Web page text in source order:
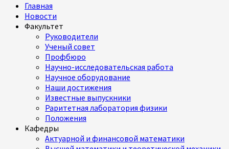
Главная
Новости
Факультет
Руководители
Ученый совет
Профбюро
Научно-исследовательская работа
Научное оборудование
Наши достижения
Известные выпускники
Раритетная лаборатория физики
Положения
Кафедры
Актуарной и финансовой математики